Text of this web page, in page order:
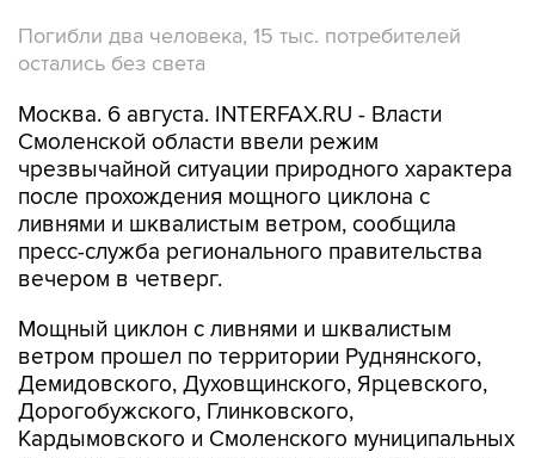
Москва. 6 августа. INTERFAX.RU - Власти
чрезвычайной ситуации природного характера
после прохождения мощного циклона с
ливнями и шквалистым ветром, сообщила
пресс-служба регионального правительства
вечером в четверг.
Мощный циклон с ливнями и шквалистым
Демидовского, Духовщинского, Ярцевского,
Дорогобужского, Глинковского,
Кардымовского и Смоленского муниципальных
округов. Сильнее всего пострадал Смоленск.